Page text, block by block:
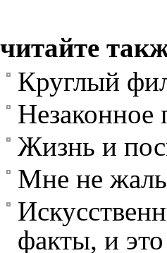
читайте
Круглый
Незаконное
Жизнь и
Мне не жаль
факты, и